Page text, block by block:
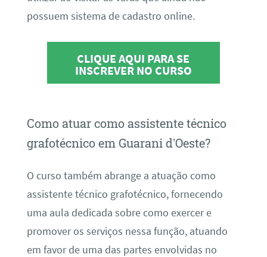
possuem sistema de cadastro online.
CLIQUE AQUI PARA SE
INSCREVER NO CURSO
Como atuar como assistente técnico
grafotécnico em Guarani d’Oeste?
O curso também abrange a atuação como
assistente técnico grafotécnico, fornecendo
uma aula dedicada sobre como exercer e
promover os serviços nessa função, atuando
em favor de uma das partes envolvidas no